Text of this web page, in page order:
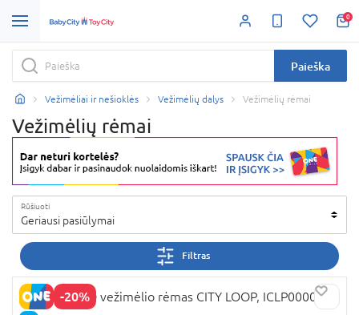
0
Paieška
Vežimėliai ir nešioklės Vežimėlių dalys Vežimėlių rėmai
Vežimėlių rėmai
Rūšiuoti
Geriausi pasiūlymai
Filtras
-20%
PEG PEREGO vežimėlio rėmas CITY LOOP, ICLP000009